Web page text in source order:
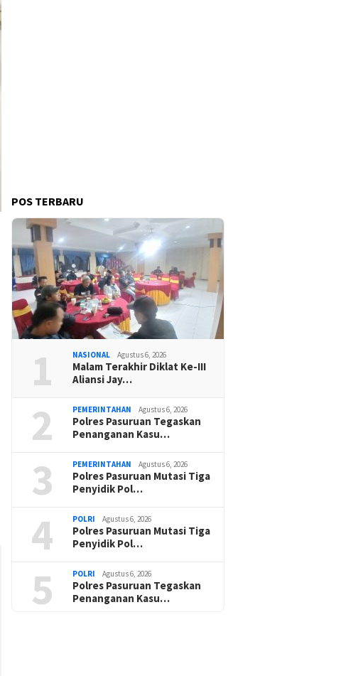
POS TERBARU
1 NASIONAL Agustus 6, 2026
Malam Terakhir Diklat Ke-III
Aliansi Jay…
2 PEMERINTAHAN Agustus 6, 2026
Polres Pasuruan Tegaskan
Penanganan Kasu…
3 PEMERINTAHAN Agustus 6, 2026
Polres Pasuruan Mutasi Tiga
Penyidik Pol…
4 POLRI Agustus 6, 2026
Polres Pasuruan Mutasi Tiga
Penyidik Pol…
5 POLRI Agustus 6, 2026
Polres Pasuruan Tegaskan
Penanganan Kasu…